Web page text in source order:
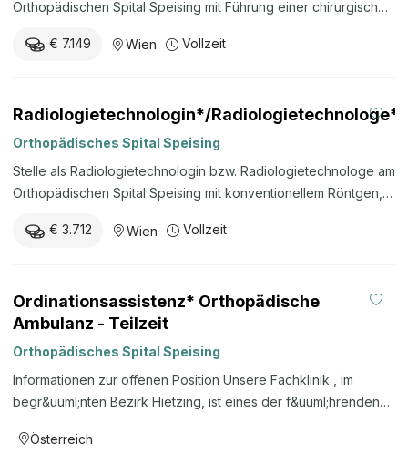
Orthopädischen Spital Speising mit Führung einer chirurgischen
Koordination, postoperativer Betreuung und
€ 7.149 Wien Vollzeit
Radiologietechnologin*/Radiologietechnologe*
Orthopädisches Spital Speising
Stelle als Radiologietechnologin bzw. Radiologietechnologe am
Orthopädischen Spital Speising mit konventionellem Röntgen,
orthopädischen Interventionen, Rufbereitschaft und Einsatz im
€ 3.712 Wien Vollzeit
Ordinationsassistenz* Orthopädische
Ambulanz - Teilzeit
Orthopädisches Spital Speising
Informationen zur offenen Position Unsere Fachklinik , im
begr&uuml;nten Bezirk Hietzing, ist eines der f&uuml;hrenden
Bewegungsapparat…
Österreich